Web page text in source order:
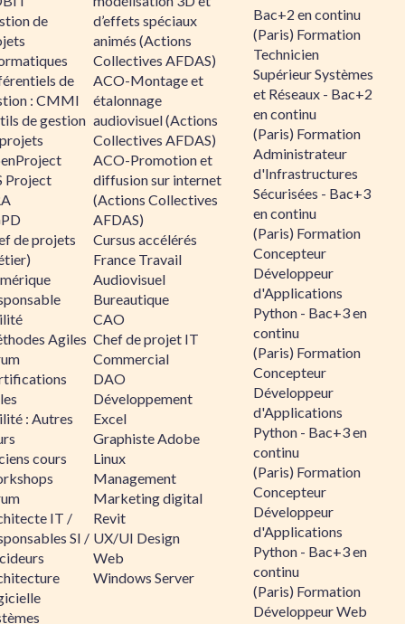
de
de
: CMMI
de gestion
Project
de projets
Agiles
: Autres
cours
IT /
SI /
d’effets spéciaux
animés (Actions
Collectives AFDAS)
ACO-Montage et
étalonnage
audiovisuel (Actions
Collectives AFDAS)
ACO-Promotion et
diffusion sur internet
(Actions Collectives
AFDAS)
Cursus accélérés
France Travail
Audiovisuel
Bureautique
CAO
Chef de projet IT
Commercial
DAO
Développement
Excel
Graphiste Adobe
Linux
Management
Marketing digital
Revit
UX/UI Design
Web
Windows Server
Bac+2 en continu
(Paris) Formation
Technicien
Supérieur Systèmes
et Réseaux - Bac+2
en continu
(Paris) Formation
Administrateur
d'Infrastructures
Sécurisées - Bac+3
en continu
(Paris) Formation
Concepteur
Développeur
d'Applications
Python - Bac+3 en
continu
(Paris) Formation
Concepteur
Développeur
d'Applications
Python - Bac+3 en
continu
(Paris) Formation
Concepteur
Développeur
d'Applications
Python - Bac+3 en
continu
(Paris) Formation
Développeur Web